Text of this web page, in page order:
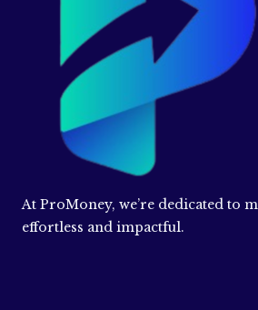
At ProMoney, we’re dedicated to
effortless and impactful.